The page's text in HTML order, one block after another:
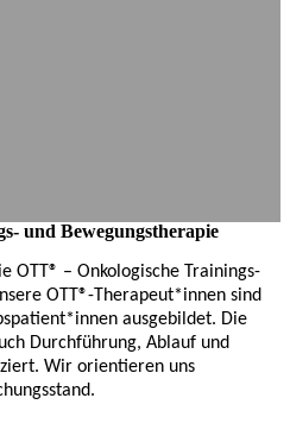
und Bewegungstherapie
OTT® – Onkologische Trainings-
OTT®-Therapeut*innen sind
ausgebildet. Die
Durchführung, Ablauf und
Wir orientieren uns